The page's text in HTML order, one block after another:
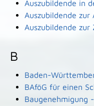
Auszubildende in
Auszubildende zur
Auszubildende
B
Baden-
BAföG für einen
Baugenehmigung